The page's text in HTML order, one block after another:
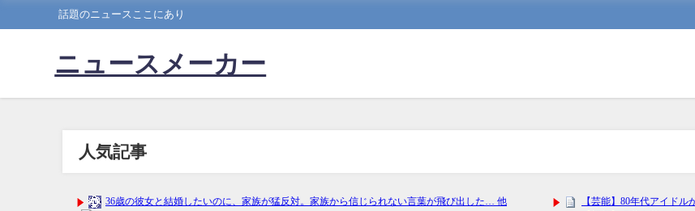
話題のニュースここにあり
ニュースメーカー
人気記事